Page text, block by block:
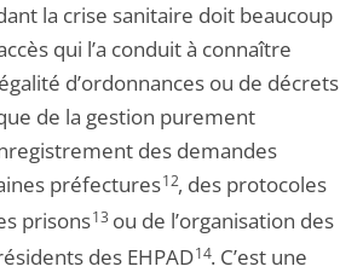
la crise sanitaire doit beaucoup
qui l’a conduit à connaître
d’ordonnances ou de décrets
de la gestion purement
des demandes
préfectures12, des protocoles
prisons13 ou de l’organisation des
des EHPAD14. C’est une